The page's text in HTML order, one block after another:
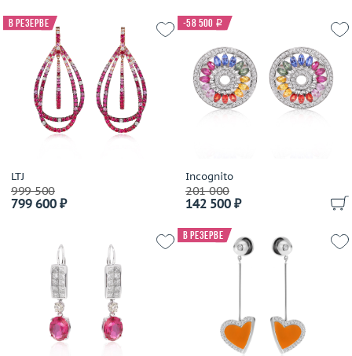
LTJ
999 500
799 600 ₽
В резерве
Incognito
201 000
142 500 ₽
-58 500 i
В резерве